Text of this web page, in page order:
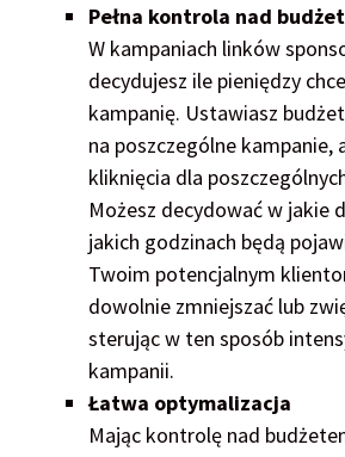
Pełna kontrola nad
W kampaniach linków
decydujesz ile pieniędzy
kampanię. Ustawiasz
na poszczególne kampanie,
kliknięcia dla
Możesz decydować w jakie
jakich godzinach będą
Twoim potencjalnym
dowolnie zmniejszać lub
sterując w ten sposób
kampanii.
Łatwa optymalizacja
Mając kontrolę nad